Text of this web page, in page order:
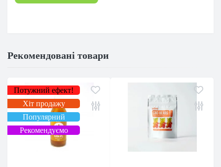
Рекомендовані товари
Потужний ефект!
Хіт продажу
Популярний
Рекомендуємо